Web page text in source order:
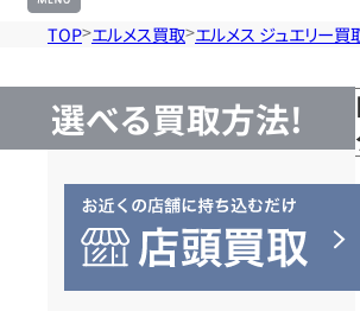
TOP エルメス買取 エルメス ジュエリー買
選べる買取方法!